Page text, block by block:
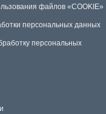
файлов «COOKIE»
персональных данных
персональных